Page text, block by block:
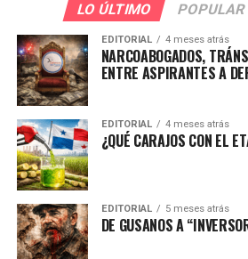
LO ÚLTIMO POPULAR
EDITORIAL 4 meses atrás
NARCOABOGADOS,
ENTRE ASPIRANTES A
EDITORIAL 4 meses atrás
¿QUÉ CARAJOS CON EL
EDITORIAL 5 meses atrás
DE GUSANOS A